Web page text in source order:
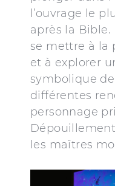
l’ouvrage le
après la Bible.
se mettre à la
et à explorer
symbolique
différentes
personnage
les maîtres